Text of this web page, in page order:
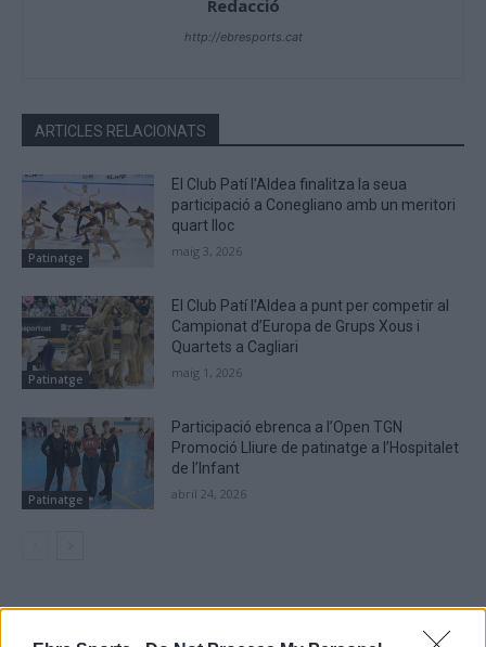
Redacció
http://ebresports.cat
ARTICLES RELACIONATS
Patinatge
El Club Patí l’Aldea finalitza la seua
participació a Conegliano amb un meritori
quart lloc
maig 3, 2026
Patinatge
El Club Patí l’Aldea a punt per competir al
Campionat d’Europa de Grups Xous i
Quartets a Cagliari
maig 1, 2026
Patinatge
Participació ebrenca a l’Open TGN
Promoció Lliure de patinatge a l’Hospitalet
de l’Infant
abril 24, 2026